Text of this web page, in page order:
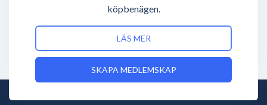
köpbenägen.
LÄS MER
SKAPA MEDLEMSKAP